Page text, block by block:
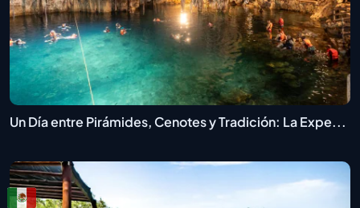
Un Día entre Pirámides, Cenotes y Tradición: La Expe...